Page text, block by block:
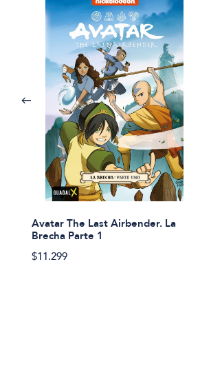
Avatar The Last Airbender. La
Brecha Parte 1
$11.299